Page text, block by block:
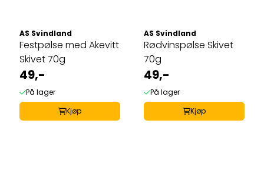
AS Svindland
Festpølse med Akevitt
Skivet 70g
49,-
På lager
Kjøp
AS Svindland
Rødvinspølse Skivet
70g
49,-
På lager
Kjøp